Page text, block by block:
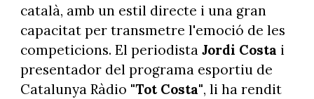
català, amb un estil directe i una gran
capacitat per transmetre l'emoció de les
competicions. El periodista Jordi Costa i
presentador del programa esportiu de
Catalunya Ràdio "Tot Costa", li ha rendit